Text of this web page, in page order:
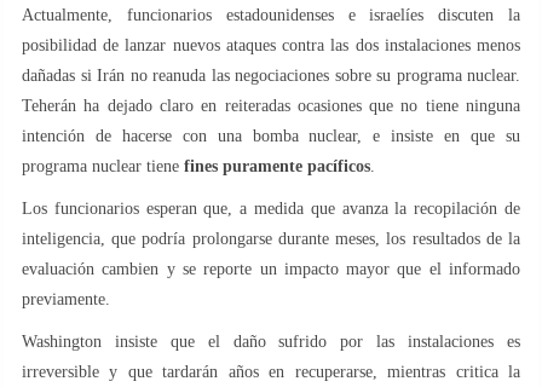
Actualmente, funcionarios estadounidenses e israelíes discuten la
posibilidad de lanzar nuevos ataques contra las dos instalaciones menos
dañadas si Irán no reanuda las negociaciones sobre su programa nuclear.
Teherán ha dejado claro en reiteradas ocasiones que no tiene ninguna
intención de hacerse con una bomba nuclear, e insiste en que su
programa nuclear tiene fines puramente pacíficos.
Los funcionarios esperan que, a medida que avanza la recopilación de
inteligencia, que podría prolongarse durante meses, los resultados de la
evaluación cambien y se reporte un impacto mayor que el informado
previamente.
Washington insiste que el daño sufrido por las instalaciones es
irreversible y que tardarán años en recuperarse, mientras critica la